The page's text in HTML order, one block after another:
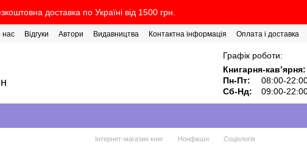
доставка по Україні від 1500 грн.
нас Відгуки Автори Видавництва Контактна інформація Оплата і доставка
Графік роботи:
Книгарня-кавʼярня:
Пн-Пт:
08:00-
Сб-Нд:
09:00-
Інтернет-магазин книг Нонфікшн Соціологія